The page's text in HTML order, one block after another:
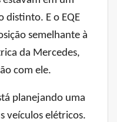
distinto. E o EQE
semelhante à
da Mercedes,
com ele.
planejando uma
veículos elétricos.